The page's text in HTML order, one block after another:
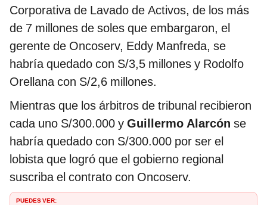
Corporativa de Lavado de Activos, de los más
de 7 millones de soles que embargaron, el
gerente de Oncoserv, Eddy Manfreda, se
habría quedado con S/3,5 millones y Rodolfo
Orellana con S/2,6 millones.
Mientras que los árbitros de tribunal recibieron
cada uno S/300.000 y Guillermo Alarcón se
habría quedado con S/300.000 por ser el
lobista que logró que el gobierno regional
suscriba el contrato con Oncoserv.
PUEDES VER: